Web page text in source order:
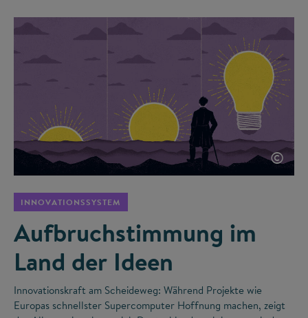
©
INNOVATIONSSYSTEM
Aufbruchstimmung im
Land der Ideen
Innovationskraft am Scheideweg: Während Projekte wie
Europas schnellster Supercomputer Hoffnung machen, zeigt